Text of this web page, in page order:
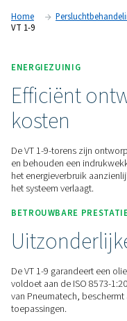
betrouwbare
Neem contact
Home
VT 1-9
ENERGIEZUINIG
Efficiënt
kosten